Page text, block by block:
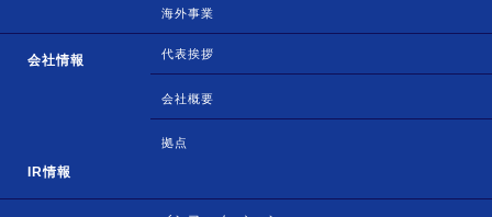
海外事業
会社情報 代表挨拶
会社概要
拠点
IR情報